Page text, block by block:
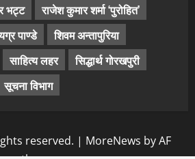
भट्ट
राजेश कुमार शर्मा ‘पुरोहित’
पाण्डे
शिवम अन्तापुरिया
साहित्य लहर
सिद्धार्थ गोरखपुरी
सूचना विभाग
reserved. | MoreNews by AF